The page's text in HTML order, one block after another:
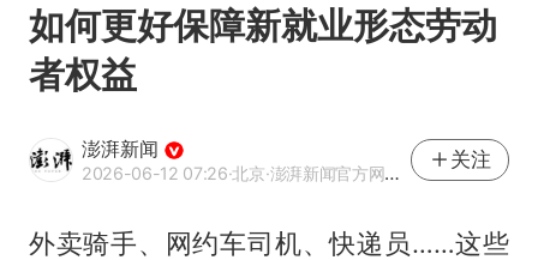
如何更好保障新就业形态劳动
者权益
澎湃新闻
2026-06-12 07:26·北京·澎湃新闻官方网易号
关注
外卖骑手、网约车司机、快递员……这些